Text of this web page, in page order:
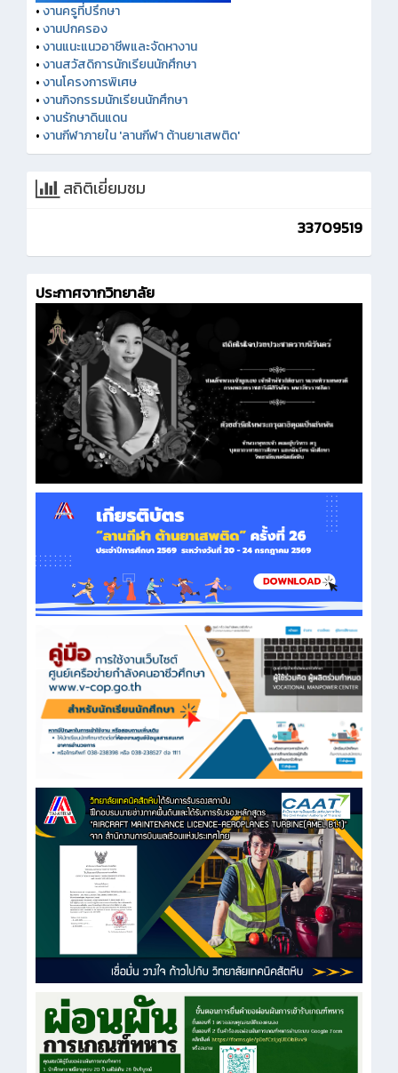
•งานครูที่ปรึกษา
•งานปกครอง
•งานแนะแนวอาชีพและจัดหางาน
•งานสวัสดิการนักเรียนนักศึกษา
•งานโครงการพิเศษ
•งานกิจกรรมนักเรียนนักศึกษา
•งานรักษาดินแดน
•งานกีฬาภายใน 'ลานกีฬา ต้านยาเสพติด'
สถิติเยี่ยมชม
33709519
ประกาศจากวิทยาลัย